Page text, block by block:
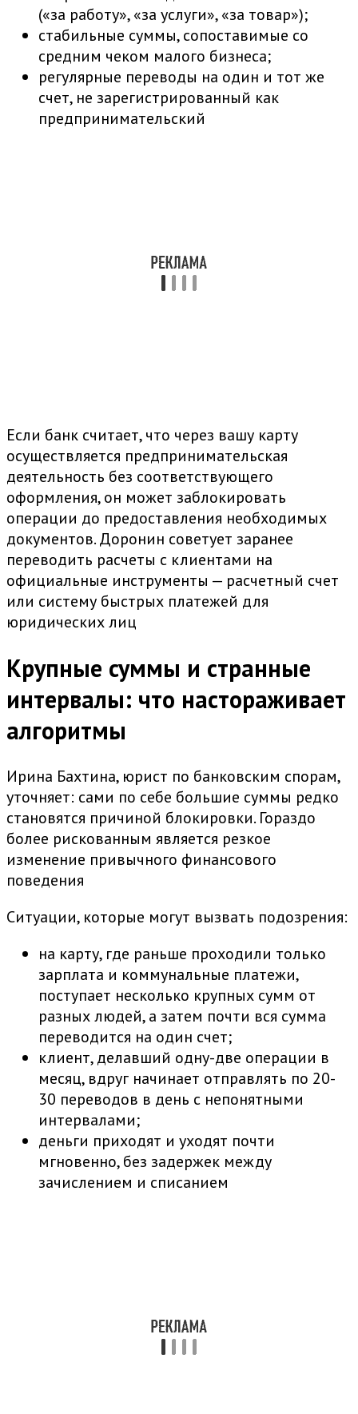
(«за работу», «за услуги», «за товар»);
стабильные суммы, сопоставимые со
средним чеком малого бизнеса;
регулярные переводы на один и тот же
счет, не зарегистрированный как
предпринимательский
Если банк считает, что через вашу карту
осуществляется предпринимательская
деятельность без соответствующего
оформления, он может заблокировать
операции до предоставления необходимых
документов. Доронин советует заранее
переводить расчеты с клиентами на
официальные инструменты — расчетный счет
или систему быстрых платежей для
юридических лиц
Крупные суммы и странные
интервалы: что настораживает
алгоритмы
Ирина Бахтина, юрист по банковским спорам,
уточняет: сами по себе большие суммы редко
становятся причиной блокировки. Гораздо
более рискованным является резкое
изменение привычного финансового
поведения
Ситуации, которые могут вызвать подозрения:
на карту, где раньше проходили только
зарплата и коммунальные платежи,
поступает несколько крупных сумм от
разных людей, а затем почти вся сумма
переводится на один счет;
клиент, делавший одну-две операции в
месяц, вдруг начинает отправлять по 20-
30 переводов в день с непонятными
интервалами;
деньги приходят и уходят почти
мгновенно, без задержек между
зачислением и списанием